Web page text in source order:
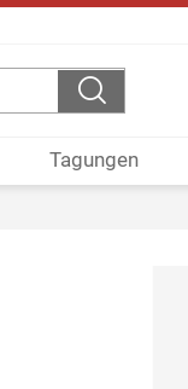
Tagungen